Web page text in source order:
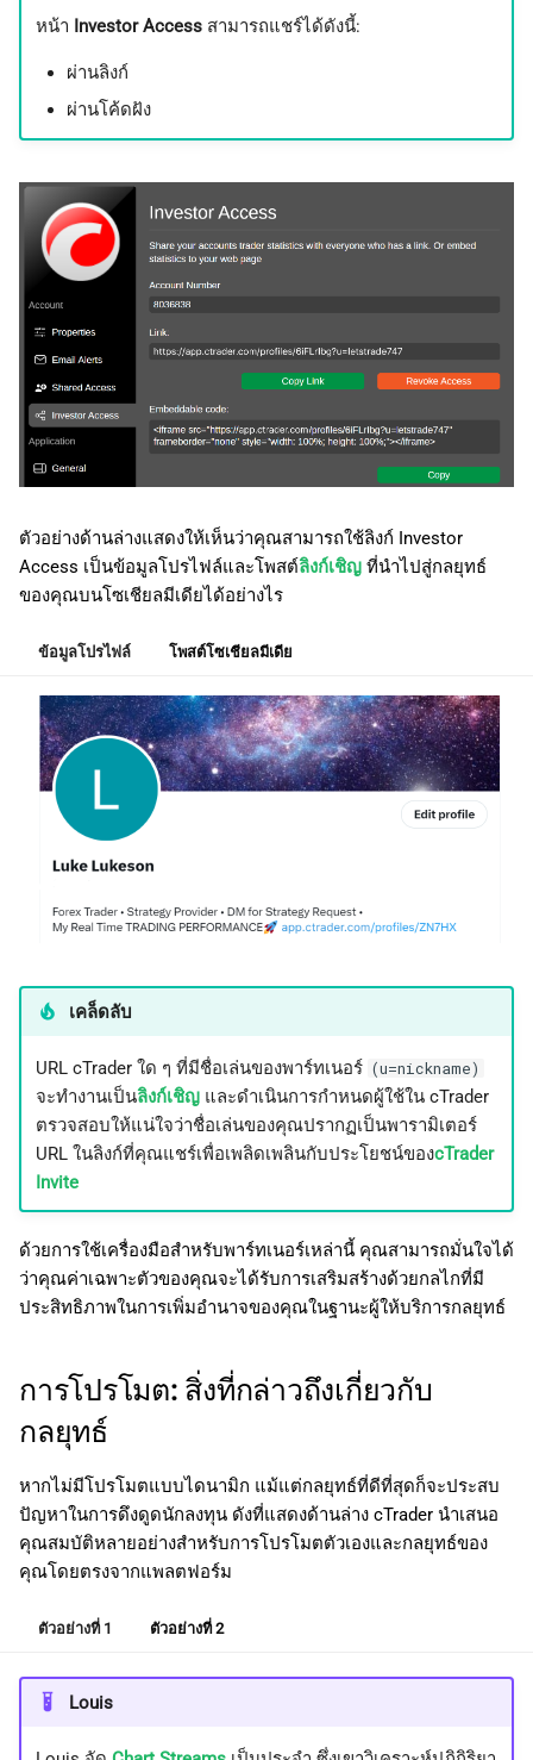
หน้า Investor Accessสามารถแชร์ได้ดังนี้:
ผ่านลิงก์
ผ่านโค้ดฝัง
ตัวอย่างด้านล่างแสดงให้เห็นว่าคุณสามารถใช้ลิงก์ Investor
Access เป็นข้อมูลโปรไฟล์และโพสต์ลิงก์เชิญ ที่นำไปสู่กลยุทธ์
ของคุณบนโซเชียลมีเดียได้อย่างไร
ข้อมูลโปรไฟล์ โพสต์โซเชียลมีเดีย
เคล็ดลับ
URL cTrader ใด ๆ ที่มีชื่อเล่นของพาร์ทเนอร์ (u=nickname)
จะทำงานเป็นลิงก์เชิญและดำเนินการกำหนดผู้ใช้ใน cTrader
ตรวจสอบให้แน่ใจว่าชื่อเล่นของคุณปรากฏเป็นพารามิเตอร์
URL ในลิงก์ที่คุณแชร์เพื่อเพลิดเพลินกับประโยชน์ของcTrader
Invite
ด้วยการใช้เครื่องมือสำหรับพาร์ทเนอร์เหล่านี้ คุณสามารถมั่นใจได้
ว่าคุณค่าเฉพาะตัวของคุณจะได้รับการเสริมสร้างด้วยกลไกที่มี
ประสิทธิภาพในการเพิ่มอำนาจของคุณในฐานะผู้ให้บริการกลยุทธ์
การโปรโมต: สิ่งที่กล่าวถึงเกี่ยวกับ
กลยุทธ์
หากไม่มีโปรโมตแบบไดนามิก แม้แต่กลยุทธ์ที่ดีที่สุดก็จะประสบ
ปัญหาในการดึงดูดนักลงทุน ดังที่แสดงด้านล่าง cTrader นำเสนอ
คุณสมบัติหลายอย่างสำหรับการโปรโมตตัวเองและกลยุทธ์ของ
คุณโดยตรงจากแพลตฟอร์ม
ตัวอย่างที่ 1 ตัวอย่างที่ 2
Louis